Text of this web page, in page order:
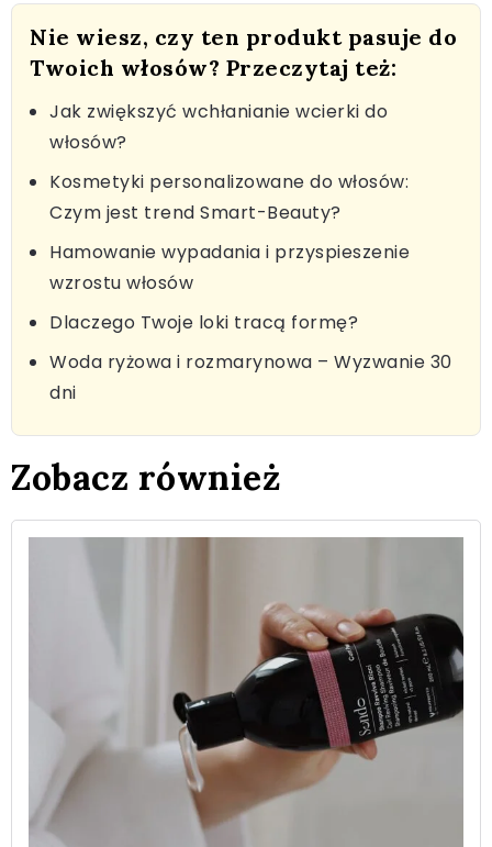
Nie wiesz, czy ten produkt pasuje do
Twoich włosów? Przeczytaj też:
Jak zwiększyć wchłanianie wcierki do
włosów?
Kosmetyki personalizowane do włosów:
Czym jest trend Smart-Beauty?
Hamowanie wypadania i przyspieszenie
wzrostu włosów
Dlaczego Twoje loki tracą formę?
Woda ryżowa i rozmarynowa – Wyzwanie 30
dni
Zobacz również